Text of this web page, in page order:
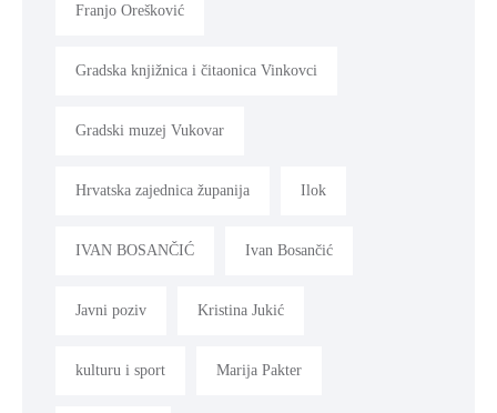
Franjo Orešković
Gradska knjižnica i čitaonica Vinkovci
Gradski muzej Vukovar
Hrvatska zajednica županija Ilok
IVAN BOSANČIĆ Ivan Bosančić
Javni poziv Kristina Jukić
kulturu i sport Marija Pakter